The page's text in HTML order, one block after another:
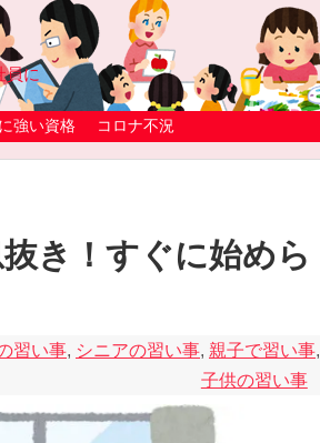
員に
強い資格 コロナ不況
き！すぐに始めら
習い事, シニアの習い事, 親子で習い事,
子供の習い事